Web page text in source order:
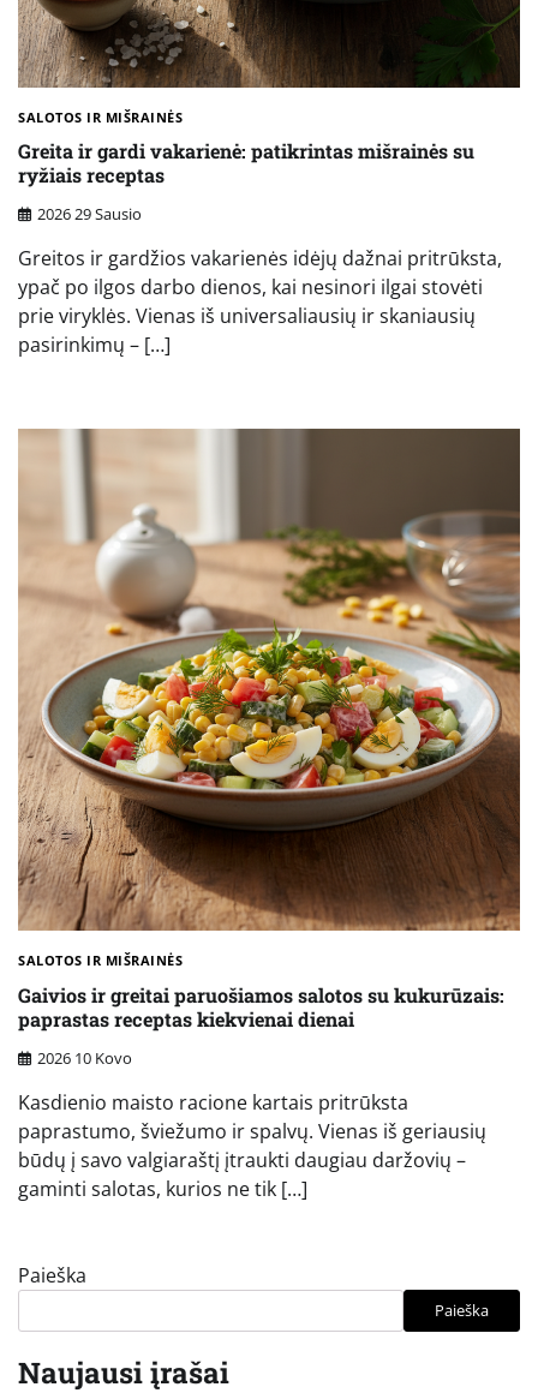
SALOTOS IR MIŠRAINĖS
Greita ir gardi vakarienė: patikrintas mišrainės su
ryžiais receptas
2026 29 Sausio
Greitos ir gardžios vakarienės idėjų dažnai pritrūksta,
ypač po ilgos darbo dienos, kai nesinori ilgai stovėti
prie viryklės. Vienas iš universaliausių ir skaniausių
pasirinkimų – […]
SALOTOS IR MIŠRAINĖS
Gaivios ir greitai paruošiamos salotos su kukurūzais:
paprastas receptas kiekvienai dienai
2026 10 Kovo
Kasdienio maisto racione kartais pritrūksta
paprastumo, šviežumo ir spalvų. Vienas iš geriausių
būdų į savo valgiaraštį įtraukti daugiau daržovių –
gaminti salotas, kurios ne tik […]
Paieška
Paieška
Naujausi įrašai